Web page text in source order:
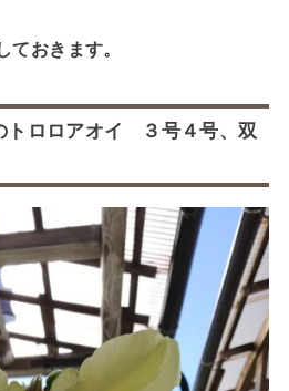
ておきます。
トロロアオイ ３号４号、双